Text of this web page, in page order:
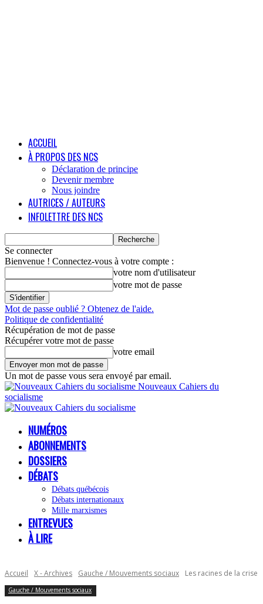
ACCUEIL
À PROPOS DES NCS
Déclaration de principe
Devenir membre
Nous joindre
AUTRICES / AUTEURS
INFOLETTRE DES NCS
Se connecter
Bienvenue ! Connectez-vous à votre compte :
votre nom d'utilisateur
votre mot de passe
Mot de passe oublié ? Obtenez de l'aide.
Politique de confidentialité
Récupération de mot de passe
Récupérer votre mot de passe
votre email
Un mot de passe vous sera envoyé par email.
Nouveaux Cahiers du
socialisme
NUMÉROS
ABONNEMENTS
DOSSIERS
DÉBATS
Débats québécois
Débats internationaux
Mille marxismes
ENTREVUES
À LIRE
Accueil X - Archives Gauche / Mouvements sociaux Les racines de la crise
Gauche / Mouvements sociaux